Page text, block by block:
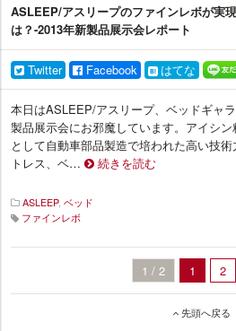
ASLEEP/アスリープのファインレボが実
は？-2013年新製品展示会レポート
Twitter Facebook はてな
本日はASLEEP/アスリープ、ベッドギャ
製品展示会にお邪魔しています。アイシ
として自動車部品製造で培われた高い技
トレス、ベ…
続きを読む
ASLEEP, ベッド
ファインレボ
イ
リ
1 / 2 1 2
先頭へ戻る